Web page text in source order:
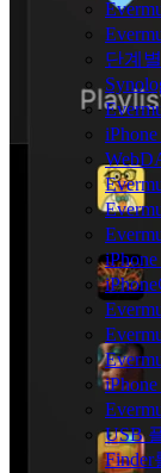
단계
USB